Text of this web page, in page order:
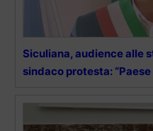
Siculiana, audience alle
sindaco protesta: